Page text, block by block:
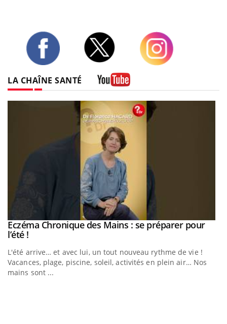
LA CHAÎNE SANTÉ
Youtube
Eczéma Chronique des Mains : se préparer pour
l’été !Youtube
L'été arrive… et avec lui, un tout nouveau rythme de vie !
Vacances, plage, piscine, soleil, activités en plein air… Nos
mains sont ...